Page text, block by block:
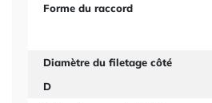
Forme du raccord
Diamètre du filetage côté
D